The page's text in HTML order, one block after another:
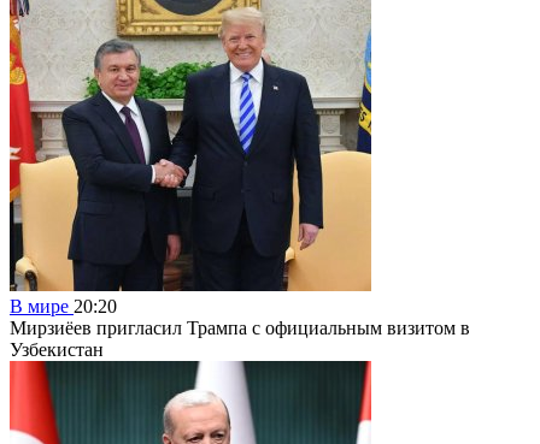
В мире 20:20
Мирзиёев пригласил Трампа с официальным визитом в
Узбекистан